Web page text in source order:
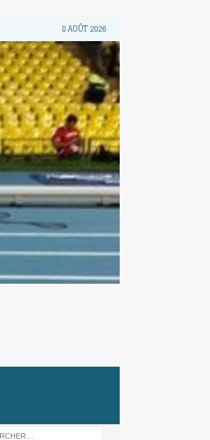
8 AOÛT 2026